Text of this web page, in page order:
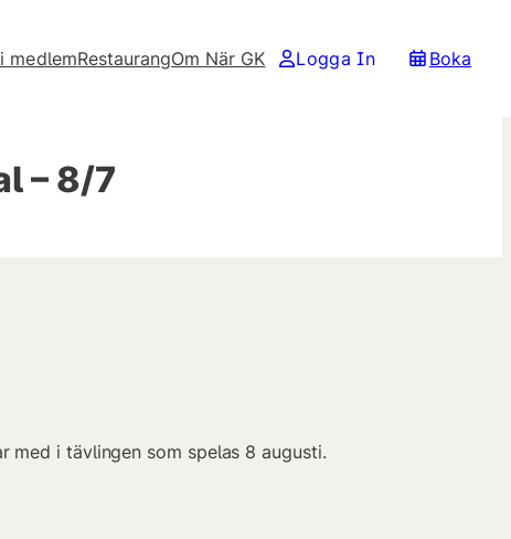
medlemRestaurangOm När GK Logga In Boka
– 8/7
med i tävlingen som spelas 8 augusti.